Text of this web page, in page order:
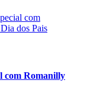
com Romanilly